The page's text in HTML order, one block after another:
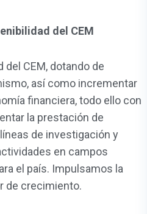
del CEM
del CEM, dotando de
así como incrementar
financiera, todo ello con
la prestación de
de investigación y
en campos
el país. Impulsamos la
de crecimiento.